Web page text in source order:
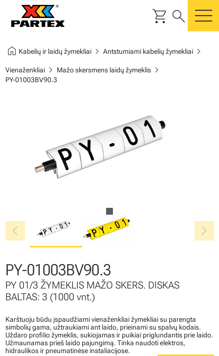
shopping_cart search
home Kabelių ir laidų žymekliaichevron_right Antstumiami kabelių žymekliaichevron_right
Vienaženkliaichevron_right Mažo skersmens laidų žymeklischevron_right
PY-01003BV90.3
chevron_left chevron_right
PY-01003BV90.3
PY 01/3 ŽYMEKLIS MAŽO SKERS. DISKAS
BALTAS: 3 (1000 vnt.)
Karštuoju būdu įspaudžiami vienaženkliai žymekliai su parengta
simbolių gama, užtraukiami ant laido, prieinami su spalvų kodais.
Uždaro profilio žymeklis, sukiojamas ir puikiai priglundantis prie laido.
Užmaunamas prieš laido pajungimą. Tinka naudoti elektros,
hidraulikos ir pneumatinėse instaliacijose.